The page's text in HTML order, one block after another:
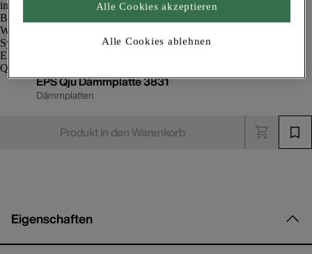
EPS Qju Dämmplatte 3831
Dämmplatten
Produkt in den Warenkorb
Eigenschaften
Alle Cookies ablehnen
Alle Cookies akzeptieren